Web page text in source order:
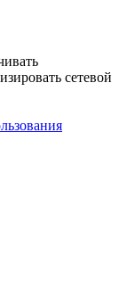
сетевой